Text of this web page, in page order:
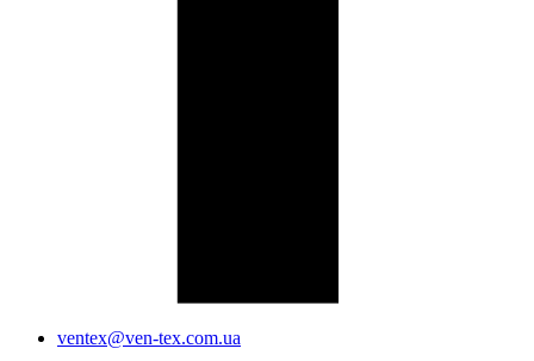
ventex@ven-tex.com.ua